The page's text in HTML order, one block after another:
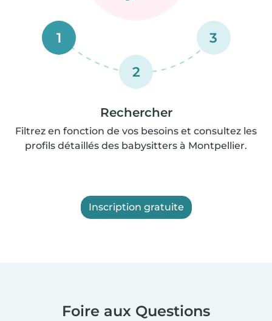
1
2
3
Rechercher
Filtrez en fonction de vos besoins et consultez les
profils détaillés des babysitters à Montpellier.
Inscription gratuite
Foire aux Questions